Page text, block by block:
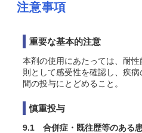
注意事項
重要な基本的注意
本剤の使用にあたっては、耐
則として感受性を確認し、疾
間の投与にとどめること。
慎重投与
9.1 合併症・既往歴等のある